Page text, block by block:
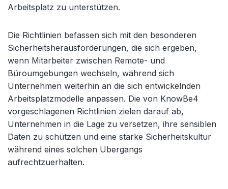
Arbeitsplatz zu unterstützen.
Die Richtlinien befassen sich mit den besonderen
Sicherheitsherausforderungen, die sich ergeben,
wenn Mitarbeiter zwischen Remote- und
Büroumgebungen wechseln, während sich
Unternehmen weiterhin an die sich entwickelnden
Arbeitsplatzmodelle anpassen. Die von KnowBe4
vorgeschlagenen Richtlinien zielen darauf ab,
Unternehmen in die Lage zu versetzen, ihre sensiblen
Daten zu schützen und eine starke Sicherheitskultur
während eines solchen Übergangs
aufrechtzuerhalten.